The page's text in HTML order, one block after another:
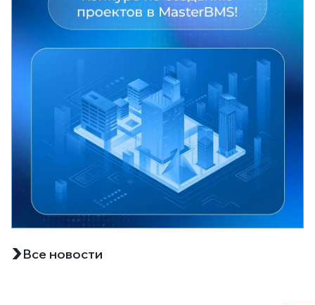
Все новости